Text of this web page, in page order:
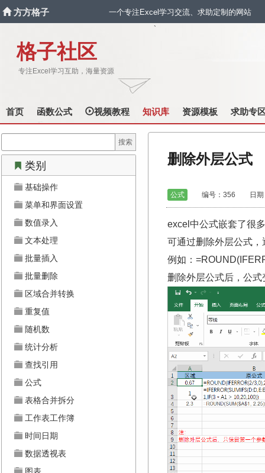
方方格子 一个专注Excel学习交流、求助定制的网站
格子社区
专注Excel学习互助，海量资源
`
首页 函数公式 视频教程 知识库 资源模板 求助专
类别
基础操作
菜单和界面设置
数值录入
文本处理
批量插入
批量删除
区域合并转换
重复值
随机数
统计分析
查找引用
公式
表格合并拆分
工作表工作簿
时间日期
数据透视表
删除外层公式
公式 编号：356 日期
excel中公式嵌套了很
可通过删除外层公式
例如：
删除外层公式后，公式